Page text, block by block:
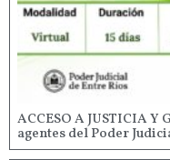
ACCESO A JUSTICIA Y
agentes del Poder